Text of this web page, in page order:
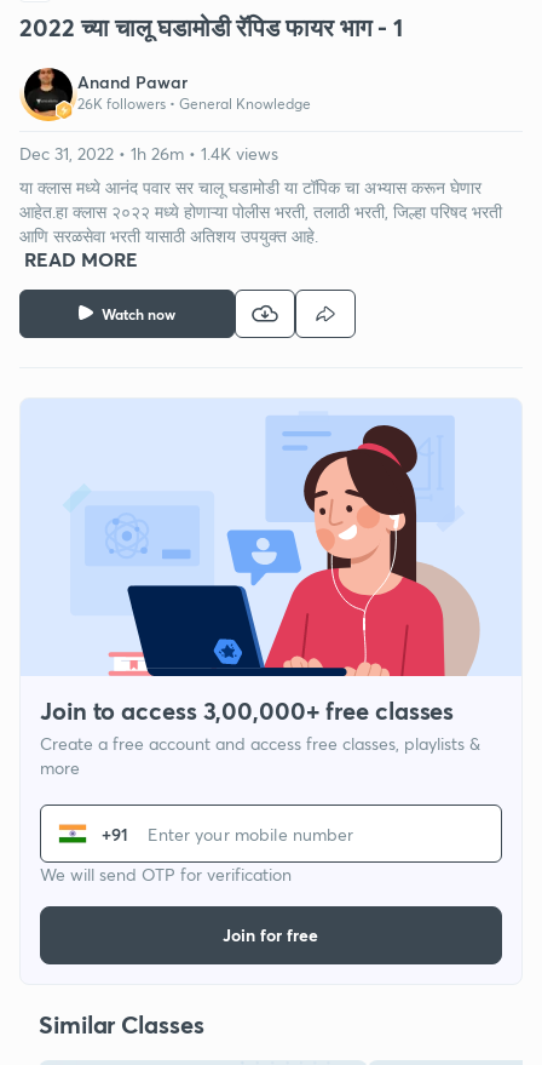
2022 च्या चालू घडामोडी रॅपिड फायर भाग - 1
Anand Pawar
26K followers • General Knowledge
Watch now
Dec 31, 2022 • 1h 26m • 1.4K views
या क्लास मध्ये आनंद पवार सर चालू घडामोडी या टॉपिक चा अभ्यास करून घेणार
आहेत.हा क्लास २०२२ मध्ये होणाऱ्या पोलीस भरती, तलाठी भरती, जिल्हा परिषद भरती
आणि सरळसेवा भरती यासाठी अतिशय उपयुक्त आहे.
READ MORE
Join to access 3,00,000+ free classes
Create a free account and access free classes, playlists &
more
+91
We will send OTP for verification
Join for free
Similar Classes